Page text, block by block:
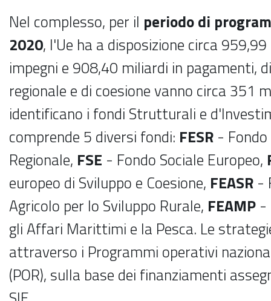
Nel complesso, per il periodo di
2020, l'Ue ha a disposizione circa
impegni e 908,40 miliardi in pagamenti,
regionale e di coesione vanno circa 351
identificano i fondi Strutturali e
comprende 5 diversi fondi: FESR -
Regionale, FSE - Fondo Sociale Europeo,
europeo di Sviluppo e Coesione, FEASR -
Agricolo per lo Sviluppo Rurale, FEAMP -
gli Affari Marittimi e la Pesca. Le
attraverso i Programmi operativi
(POR), sulla base dei finanziamenti